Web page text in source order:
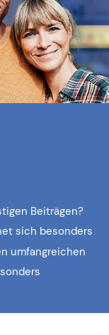
Beiträgen?
sich besonders
umfangreichen